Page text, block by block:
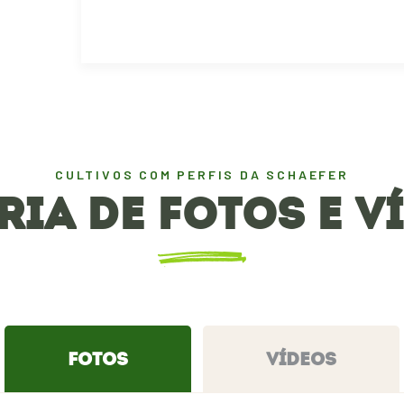
CULTIVOS COM PERFIS DA SCHAEFER
DE FOTOS E
FOTOS VÍDEOS